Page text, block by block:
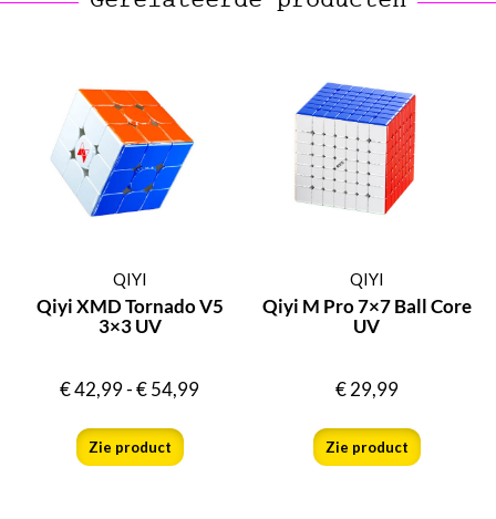
QIYI
Qiyi XMD Tornado V5
3×3 UV
€42,99-€54,99
Zie product
QIYI
Qiyi M Pro 7×7 Ball Core
UV
€29,99
Zie product